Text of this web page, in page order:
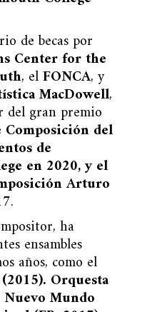
de becas por
Center for the
, elFONCA, y
MacDowell,
del gran premio
Composición del
de
en 2020, y el
Arturo
.
ha
ensambles
años, como el
Orquesta
Mundo